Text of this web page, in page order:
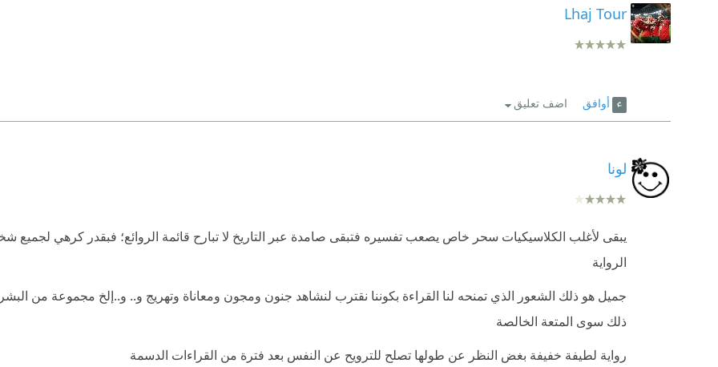
Lhaj Tour
أوافق اضف تعليق
لونا
يبقى لأغلب الكلاسيكيات سحر خاص يصعب تفسيره فتبقى صامدة عبر التاريخ لا تبارح قائمة الروائع؛ فبقدر كرهي لجميع
الرواية
جميل هو ذلك الشعور الذي تمنحه لنا القراءة بكوننا نقترب لنشاهد جنون ومجون ومعاناة وتهريج و.. و..إلخ مجموعة من
ذلك سوى المتعة الخالصة
رواية لطيفة خفيفة بغض النظر عن طولها تصلح للترويح عن النفس بعد فترة من القراءات الدسمة